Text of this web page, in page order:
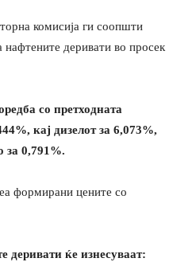
комисија ги соопшти
деривати во просек
со претходната
кај дизелот за 6,073%,
за 0,791%.
формирани цените со
деривати ќе изнесуваат: